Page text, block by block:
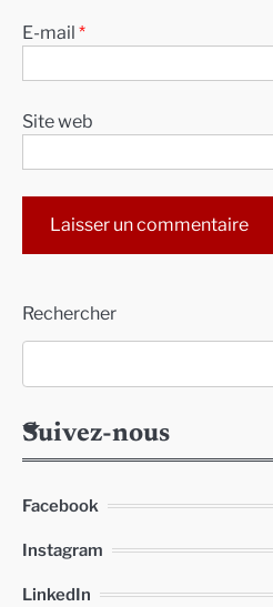
E-mail *
Site web
Rechercher
Suivez-nous
Facebook
Instagram
LinkedIn